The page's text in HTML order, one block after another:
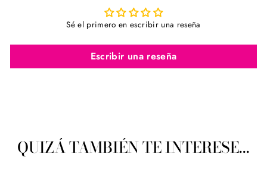
Sé el primero en escribir una reseña
Escribir una reseña
QUIZÁ TAMBIÉN TE INTERESE...